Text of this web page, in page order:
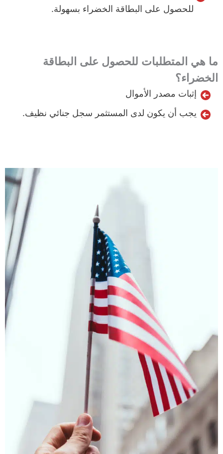
للحصول على البطاقة الخضراء بسهولة.
ما هي المتطلبات للحصول على البطاقة
الخضراء؟
إثبات مصدر الأموال
يجب أن يكون لدى المستثمر سجل جنائي نظيف.